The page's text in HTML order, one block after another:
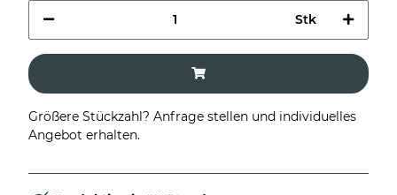
Stk
Größere Stückzahl? Anfrage stellen und individuelles
Angebot erhalten.